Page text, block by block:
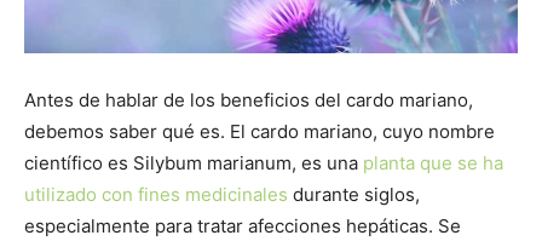
Antes de hablar de los beneficios del cardo mariano,
debemos saber qué es. El cardo mariano, cuyo nombre
científico es Silybum marianum, es una planta que se ha
utilizado con fines medicinales durante siglos,
especialmente para tratar afecciones hepáticas. Se